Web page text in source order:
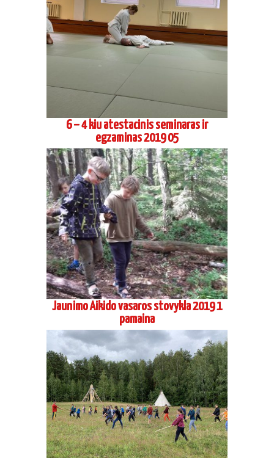
6 – 4 kiu atestacinis seminaras ir
egzaminas 2019 05
Jaunimo Aikido vasaros stovykla 2019 1
pamaina